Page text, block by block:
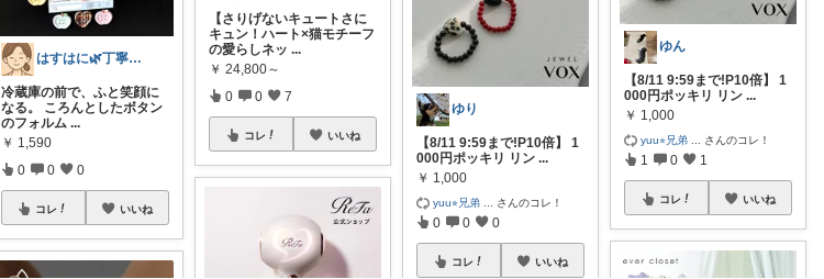
はすはに🌿丁寧な暮らし
冷蔵庫の前で、ふと笑顔に
なる。 ころんとしたボタン
のフォルム ...
￥ 1,590
0 0 0
コレ いいね
【さりげないキュートさに
キュン！ハート×猫モチーフ
の愛らしネッ ...
￥ 24,800～
0 0 7
コレ いいね
ゆり
【8/11 9:59まで!P10倍】 1
000円ポッキリ リン ...
￥ 1,000
yuu⭐︎兄弟 さんのコレ！
0 0 0
コレ いいね
ゆん
【8/11 9:59まで!P10倍】 1
000円ポッキリ リン ...
￥ 1,000
yuu⭐︎兄弟 さんのコレ！
1 0 1
コレ いいね